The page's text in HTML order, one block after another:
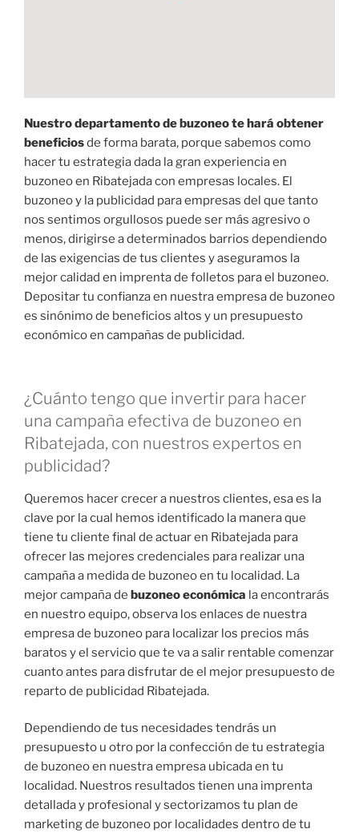
Nuestro departamento de buzoneo te hará obtener
beneficiosde forma barata, porque sabemos como
hacer tu estrategia dada la gran experiencia en
buzoneo en Ribatejada con empresas locales. El
buzoneo y la publicidad para empresas del que tanto
nos sentimos orgullosos puede ser más agresivo o
menos, dirigirse a determinados barrios dependiendo
de las exigencias de tus clientes y aseguramos la
mejor calidad en imprenta de folletos para el buzoneo.
Depositar tu confianza en nuestra empresa de buzoneo
es sinónimo de beneficios altos y un presupuesto
económico en campañas de publicidad.
¿Cuánto tengo que invertir para hacer
una campaña efectiva de buzoneo en
Ribatejada, con nuestros expertos en
publicidad?
Queremos hacer crecer a nuestros clientes, esa es la
clave por la cual hemos identificado la manera que
tiene tu cliente final de actuar en Ribatejada para
ofrecer las mejores credenciales para realizar una
campaña a medida de buzoneo en tu localidad. La
mejor campaña de buzoneo económica la encontrarás
en nuestro equipo, observa los enlaces de nuestra
empresa de buzoneo para localizar los precios más
baratos y el servicio que te va a salir rentable comenzar
cuanto antes para disfrutar de el mejor presupuesto de
reparto de publicidad Ribatejada.
Dependiendo de tus necesidades tendrás un
presupuesto u otro por la confección de tu estrategia
de buzoneo en nuestra empresa ubicada en tu
localidad. Nuestros resultados tienen una imprenta
detallada y profesional y sectorizamos tu plan de
marketing de buzoneo por localidades dentro de tu